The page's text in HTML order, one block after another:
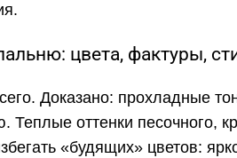
цвета, фактуры,
Доказано: прохладные
Теплые оттенки песочного,
«будящих» цветов: